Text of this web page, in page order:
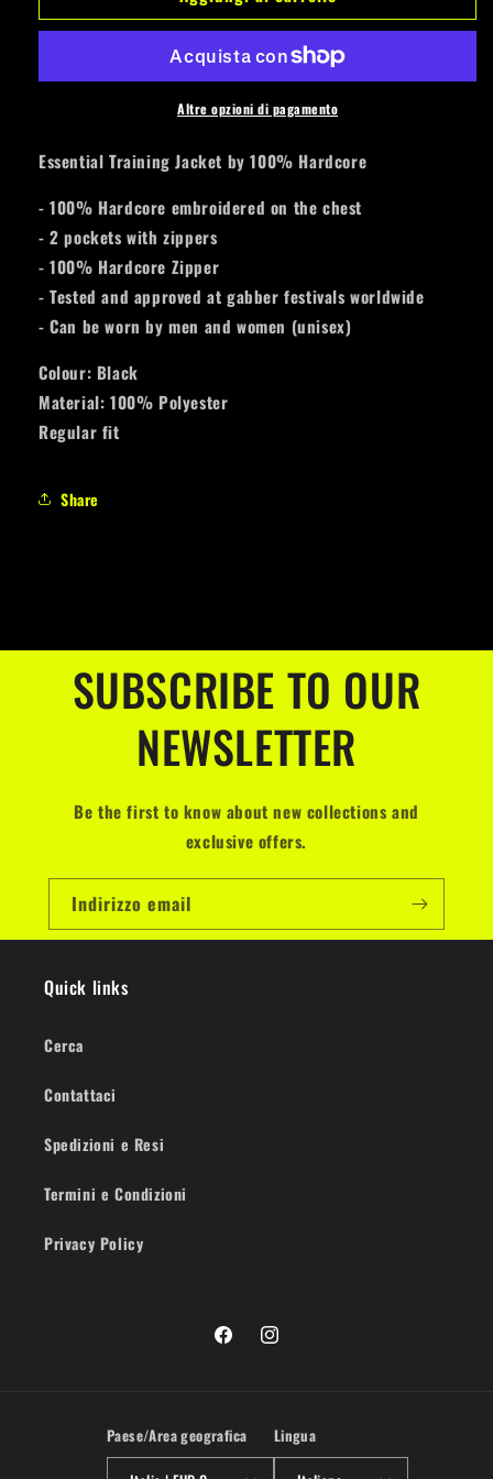
Hardcore
Baby
Hardcore
Essential
Baby
Pink/Black
Altre opzioni di pagamento
Essential Training Jacket by 100% Hardcore
- 100% Hardcore embroidered on the chest
- 2 pockets with zippers
- 100% Hardcore Zipper
- Tested and approved at gabber festivals worldwide
- Can be worn by men and women (unisex)
Colour: Black
Material: 100% Polyester
Regular fit
Share
SUBSCRIBE TO OUR
NEWSLETTER
Be the first to know about new collections and
exclusive offers.
Indirizzo email
Quick links
Cerca
Contattaci
Spedizioni e Resi
Termini e Condizioni
Privacy Policy
FacebookInstagram
Paese/Area geografica Lingua